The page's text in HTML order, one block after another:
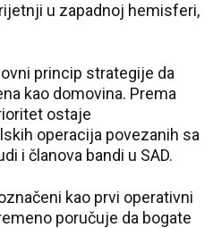
u zapadnoj hemisferi,
princip strategije da
kao domovina. Prema
ostaje
operacija povezanih sa
i članova bandi u SAD.
kao prvi operativni
poručuje da bogate